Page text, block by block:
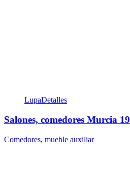
LupaDetalles
Salones, comedores Murcia 19
Comedores, mueble auxiliar